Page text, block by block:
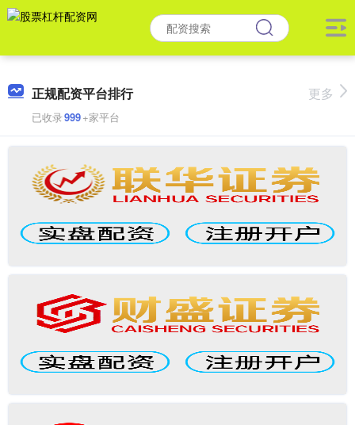
正规配资平台排行
已收录999+家平台
更多